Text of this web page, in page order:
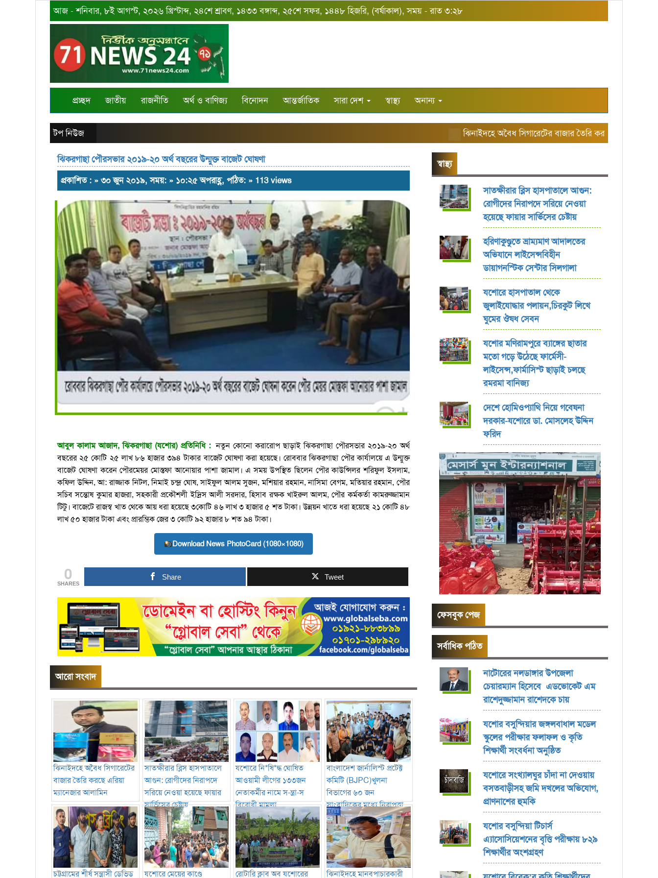
আজ - শনিবার, ৮ই আগস্ট, ২০২৬ খ্রিস্টাব্দ, ২৪শে শ্রাবণ, ১৪৩৩ বঙ্গাব্দ, ২৫শে সফর, ১৪৪৮ হিজরি, (বর্ষাকাল), সময় - রাত ৩:২৮
প্রচ্ছদ জাতীয় রাজনীতি অর্থ ও বাণিজ্য বিনোদন আন্তর্জাতিক সারা দেশ স্বাস্থ্য অনান্য
টপ নিউজ ঝিনাইদহে অবৈধ সিগারেটের বাজার তৈরি করছে এরিয়া
ঝিকরগাছা পৌরসভার ২০১৯-২০ অর্থ বছরের উন্মুক্ত বাজেট ঘোষণা
প্রকাশিত : » ৩০ জুন ২০১৯, সময়: » ১০:২৫ অপরাহ্ণ, পঠিত: » 113 views
আবুল কালাম আজাদ, ঝিকরগাছা (যশোর) প্রতিনিধি : নতুন কোনো করারোপ ছাড়াই ঝিকরগাছা পৌরসভার ২০১৯-২০ অর্থ
বছরের ২৫ কোটি ২৫ লাখ ৮৬ হাজার ৩৯৪ টাকার বাজেট ঘোষণা করা হয়েছে। রোববার ঝিকরগাছা পৌর কার্যালয়ে এ উন্মুক্ত
বাজেট ঘোষণা করেন পৌরমেয়র মোস্তফা আনোয়ার পাশা জামাল। এ সময় উপস্থিত ছিলেন পৌর কাউন্সিলর শরিফুল ইসলাম,
কফিল উদ্দিন, আ: রাজ্জাক নিটল, নিমাই চন্দ্র ঘোষ, সাইফুল আলম সুজন, মশিয়ার রহমান, নাসিমা বেগম, মতিয়ার রহমান, পৌর
সচিব সন্তোষ কুমার হাজরা, সহকারী প্রকৌশলী ইদ্রিস আলী সরদার, হিসাব রক্ষক খাইরুল আলম, পৌর কর্মকর্তা কামরুজ্জামান
টিটু। বাজেটে রাজস্ব খাত থেকে আয় ধরা হয়েছে ৩কোটি ৪৬ লাখ ৩ হাজার ৫ শত টাকা। উন্নয়ন খাতে ধরা হয়েছে ২১ কোটি ৪৮
লাখ ৫০ হাজার টাকা এবং প্রারম্ভিক জের ৩ কোটি ৯২ হাজার ৮ শত ৯৪ টাকা।
Download News PhotoCard (1080×1080)
0
SHARES
Share Tweet
আরো সংবাদ
ঝিনাইদহে অবৈধ সিগারেটের
বাজার তৈরি করছে এরিয়া
ম্যানেজার আলামিন
সাতক্ষীরার ব্লিস হাসপাতালে
আগুন: রোগীদের নিরাপদে
সরিয়ে নেওয়া হয়েছে ফায়ার
সার্ভিসের চেষ্টায়
যশোরে নি*ষি*দ্ধ ঘোষিত
আওয়ামী লীগের ১৩৩জন
নেতাকর্মীর নামে স-ন্ত্রা-স
বিরোধী মামলা
বাংলাদেশ জার্নালিস্ট প্রটেক্ট
কমিটি (BJPC)খুলনা
বিভাগের ৬০ জন
সাংবাদিকের মধ্যে নিরাপত্তা
সরঞ্জাম বিতরণ
চট্টগ্রামের শীর্ষ সন্ত্রাসী ডেভিড যশোরে মেয়ের কাণ্ডে রোটারি ক্লাব অব যশোরের ঝিনাইদহে মানবপাচারকারী
স্বাস্থ্য
সাতক্ষীরার ব্লিস হাসপাতালে আগুন:
রোগীদের নিরাপদে সরিয়ে নেওয়া
হয়েছে ফায়ার সার্ভিসের চেষ্টায়
হরিণাকুণ্ডুতে ভ্রাম্যমাণ আদালতের
অভিযানে লাইসেন্সবিহীন
ডায়াগনস্টিক সেন্টার সিলগালা
যশোরে হাসপাতাল থেকে
জুলাইযোদ্ধার পলায়ন,চিরকুট লিখে
ঘুমের ঔষধ সেবন
যশোর ‎মণিরামপুরে ব্যাঙ্গের ছাতার
মতো গড়ে উঠেছে ফার্মেসী-
লাইসেন্স,ফার্মাসিস্ট ছাড়াই চলছে
রমরমা বানিজ্য ‎
দেশে হোমিওপ্যাথি নিয়ে গবেষনা
দরকার-যশোরে ডা. মোসলেহ উদ্দিন
ফরিদ
ফেসবুক পেজ
সর্বাধিক পঠিত
নাটোরের নলডাঙ্গার উপজেলা
চেয়ারম্যান হিসেবে এডভোকেট এম
রাশেদুজ্জামান রাশেদকে চায়
যশোর বসুন্দিয়ার জঙ্গলবাধাল মডেল
স্কুলের পরীক্ষার ফলাফল ও কৃতি
শিক্ষার্থী সংবর্ধনা অনুষ্ঠিত
যশোরে সংখ্যালঘুর চাঁদা না দেওয়ায়
বসতবাড়ীসহ জমি দখলের অভিযোগ,
প্রাণনাশের হুমকি
যশোর বসুন্দিয়া টিচার্স
এ্যাসোসিয়েশনের বৃত্তি পরীক্ষায় ৮২৯
শিক্ষার্থীর অংশগ্রহণ